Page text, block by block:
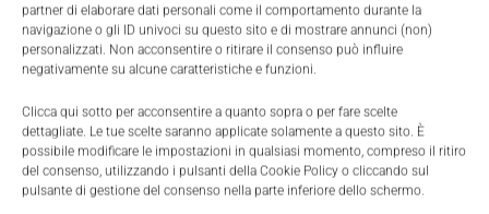
partner di elaborare dati personali come il comportamento durante la
navigazione o gli ID univoci su questo sito e di mostrare annunci (non)
personalizzati. Non acconsentire o ritirare il consenso può influire
negativamente su alcune caratteristiche e funzioni.
Clicca qui sotto per acconsentire a quanto sopra o per fare scelte
dettagliate. Le tue scelte saranno applicate solamente a questo sito. È
possibile modificare le impostazioni in qualsiasi momento, compreso il ritiro
del consenso, utilizzando i pulsanti della Cookie Policy o cliccando sul
pulsante di gestione del consenso nella parte inferiore dello schermo.